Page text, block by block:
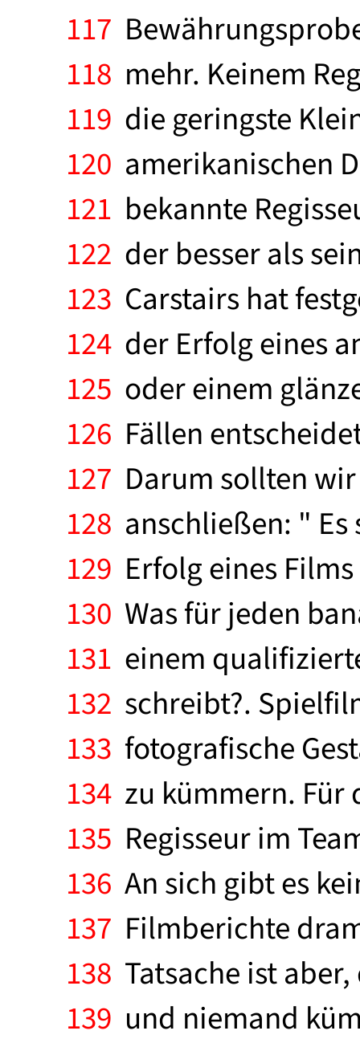
117
118 mehr. Keinem
119 die geringste
120 amerikanischen
121 bekannte
122 der besser als
123 Carstairs hat
124 der Erfolg eines
125 oder einem
126 Fällen
127 Darum sollten
128 anschließen: "
129 Erfolg eines
130 Was für jeden
131 einem
132 schreibt?.
133 fotografische
134 zu kümmern. Für
135 Regisseur im
136 An sich gibt es
137 Filmberichte
138 Tatsache ist
139 und niemand